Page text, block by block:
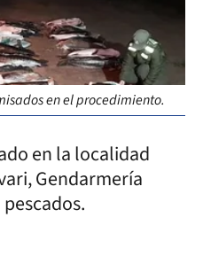
en el procedimiento.
en la localidad
Gendarmería